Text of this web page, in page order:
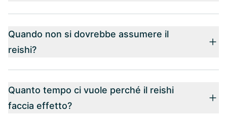
Quando non si dovrebbe assumere il
reishi?
Quanto tempo ci vuole perché il reishi
faccia effetto?